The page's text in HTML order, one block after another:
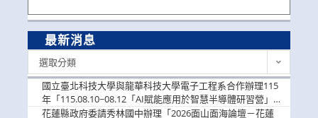
最新消息
選取分類
國立臺北科技大學與龍華科技大學電子工程系合作辦理115
年「115.08.10~08.12「AI賦能應用於智慧半導體研習營」，
歡迎學生踴躍報名參加
花蓮縣政府委請秀林國中辦理「2026面山面海論壇－花蓮